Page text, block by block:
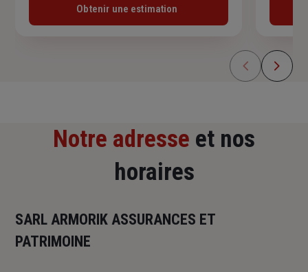
Obtenir une estimation
Notre adresse et nos
horaires
SARL ARMORIK ASSURANCES ET
PATRIMOINE